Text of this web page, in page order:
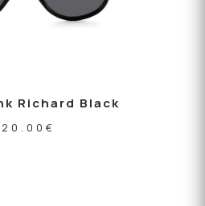
Richard Black
€